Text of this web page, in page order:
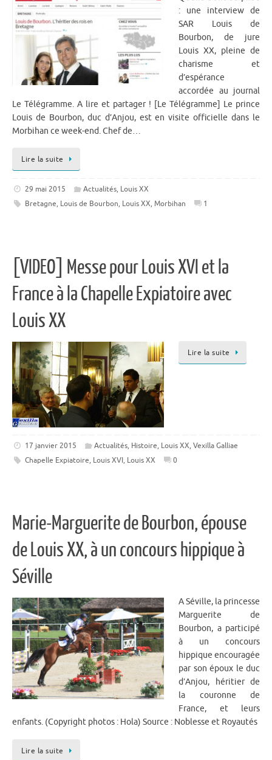
: une interview de
SAR Louis de
Bourbon, de jure
Louis XX, pleine de
charisme et
d’espérance
accordée au journal
Le Télégramme. A lire et partager ! [Le Télégramme] Le prince
Louis de Bourbon, duc d’Anjou, est en visite officielle dans le
Morbihan ce week-end. Chef de…
Lire la suite
29 mai 2015 Actualités, Louis XX
Bretagne, Louis de Bourbon, Louis XX, Morbihan 1
[VIDEO] Messe pour Louis XVI et la
France à la Chapelle Expiatoire avec
Louis XX
Lire la suite
17 janvier 2015 Actualités, Histoire, Louis XX,Vexilla Galliae
Chapelle Expiatoire, Louis XVI, Louis XX 0
Marie-Marguerite de Bourbon, épouse
de Louis XX, à un concours hippique à
Séville
A Séville, la princesse
Marguerite de
Bourbon, a participé
à un concours
hippique encouragée
par son époux le duc
d’Anjou, héritier de
la couronne de
France, et leurs
enfants. (Copyright photos : Hola) Source : Noblesse et Royautés
Lire la suite